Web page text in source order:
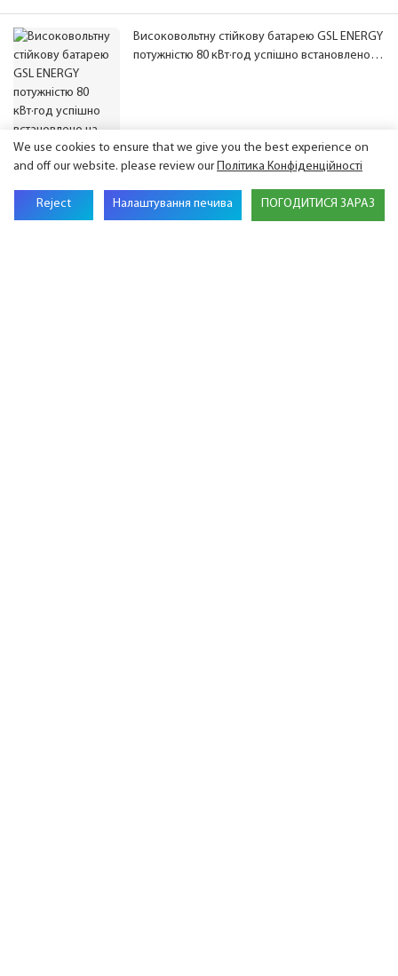
Високовольтну стійкову батарею GSL ENERGY
потужністю 80 кВт·год успішно встановлено
Система накопичення енергії на стійці
високої напруги GSL ENERGY потужністю 480
We use cookies to ensure that we give you the best experience on
and off our website. please review ourПолітика Конфіденційності
Reject Налаштування печива ПОГОДИТИСЯ ЗАРАЗ